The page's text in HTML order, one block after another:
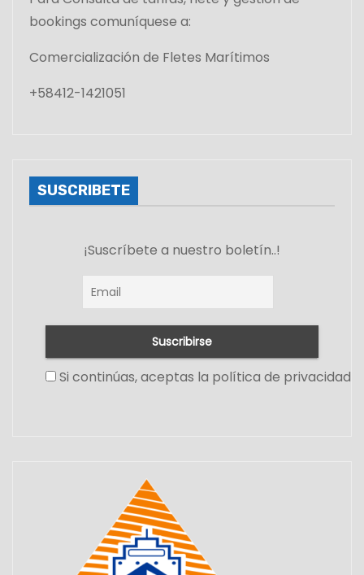
bookings comuníquese a:
Comercialización de Fletes Marítimos
+58412-1421051
SUSCRIBETE
¡Suscríbete a nuestro boletín..!
Si continúas, aceptas la política de privacidad